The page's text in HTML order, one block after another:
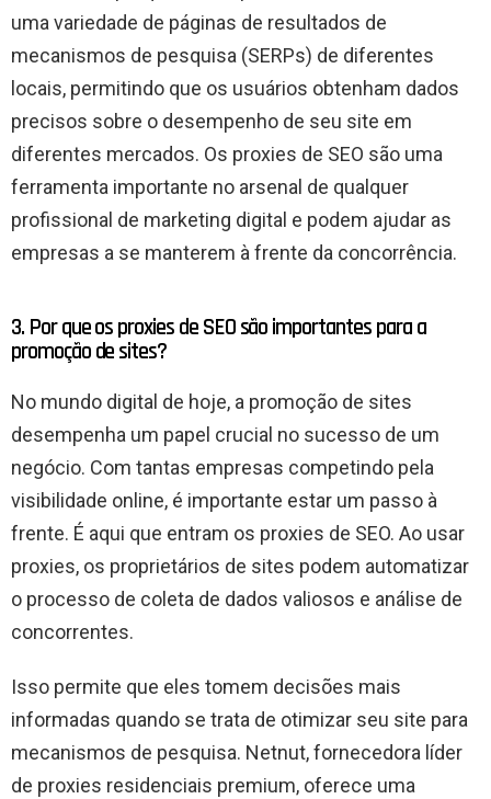
uma variedade de páginas de resultados de
mecanismos de pesquisa (SERPs) de diferentes
locais, permitindo que os usuários obtenham dados
precisos sobre o desempenho de seu site em
diferentes mercados. Os proxies de SEO são uma
ferramenta importante no arsenal de qualquer
profissional de marketing digital e podem ajudar as
empresas a se manterem à frente da concorrência.
3. Por que os proxies de SEO são importantes para a
promoção de sites?
No mundo digital de hoje, a promoção de sites
desempenha um papel crucial no sucesso de um
negócio. Com tantas empresas competindo pela
visibilidade online, é importante estar um passo à
frente. É aqui que entram os proxies de SEO. Ao usar
proxies, os proprietários de sites podem automatizar
o processo de coleta de dados valiosos e análise de
concorrentes.
Isso permite que eles tomem decisões mais
informadas quando se trata de otimizar seu site para
mecanismos de pesquisa. Netnut, fornecedora líder
de proxies residenciais premium, oferece uma